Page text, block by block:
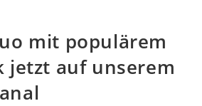
mit populärem
jetzt auf unserem